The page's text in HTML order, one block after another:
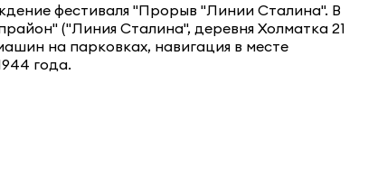
фестиваля "Прорыв "Линии Сталина". В
("Линия Сталина", деревня Холматка 21
на парковках, навигация в месте
года.